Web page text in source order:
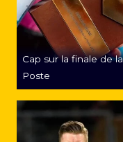
Cap sur la finale de
Poste